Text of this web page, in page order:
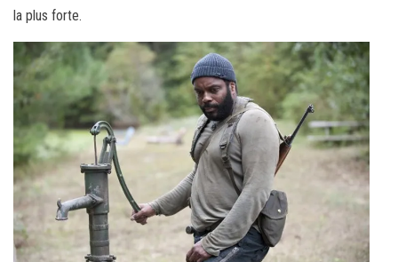
la plus forte.